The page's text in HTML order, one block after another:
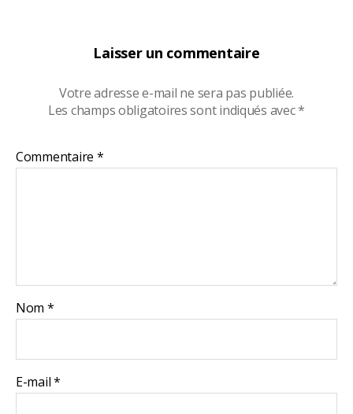
Laisser un commentaire
Votre adresse e-mail ne sera pas publiée.
Les champs obligatoires sont indiqués avec*
Commentaire *
Nom *
E-mail*